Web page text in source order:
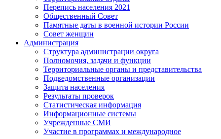
Перепись населения 2021
Общественный Совет
Памятные даты в военной истории России
Совет женщин
Администрация
Структура администрации округа
Полномочия, задачи и функции
Территориальные органы и представительства
Подведомственные организации
Защита населения
Результаты проверок
Статистическая информация
Информационные системы
Учрежденные СМИ
Участие в программах и международное